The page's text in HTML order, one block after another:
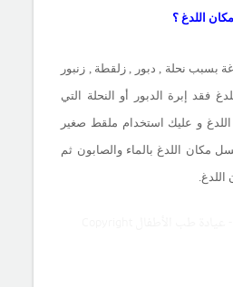
اللدغ ؟
بسبب نحلة , دبور , زلقطة , زنبور
فقد إبرة الدبور أو النحلة التي
و عليك استخدام ملقط صغير
مكان اللدغ بالماء والصابون ثم